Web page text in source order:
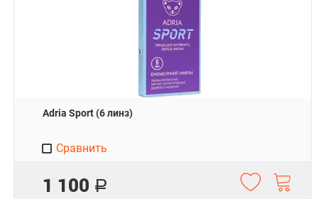
Adria Sport (6 линз)
1 100 Р
Сравнить